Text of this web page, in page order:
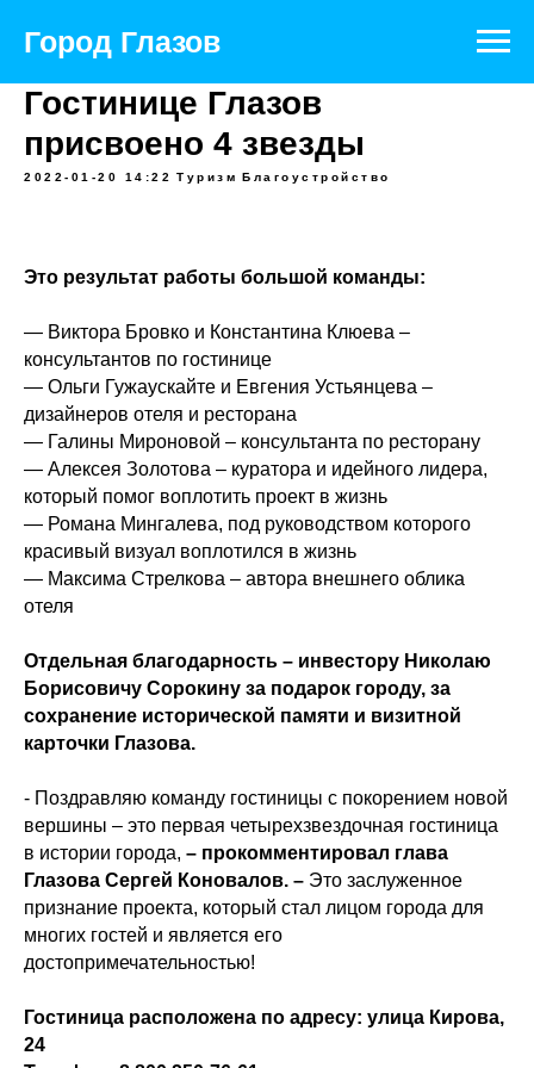
Город Глазов
Гостинице Глазов
присвоено 4 звезды
2022-01-20 14:22 Туризм Благоустройство
Это результат работы большой команды:
— Виктора Бровко и Константина Клюева –
консультантов по гостинице
— Ольги Гужаускайте и Евгения Устьянцева –
дизайнеров отеля и ресторана
— Галины Мироновой – консультанта по ресторану
— Алексея Золотова – куратора и идейного лидера,
который помог воплотить проект в жизнь
— Романа Мингалева, под руководством которого
красивый визуал воплотился в жизнь
— Максима Стрелкова – автора внешнего облика
отеля
Отдельная благодарность – инвестору Николаю
Борисовичу Сорокину за подарок городу, за
сохранение исторической памяти и визитной
карточки Глазова.
- Поздравляю команду гостиницы с покорением новой
вершины – это первая четырехзвездочная гостиница
в истории города, – прокомментировал глава
Глазова Сергей Коновалов. – Это заслуженное
признание проекта, который стал лицом города для
многих гостей и является его
достопримечательностью!
Гостиница расположена по адресу: улица Кирова,
24